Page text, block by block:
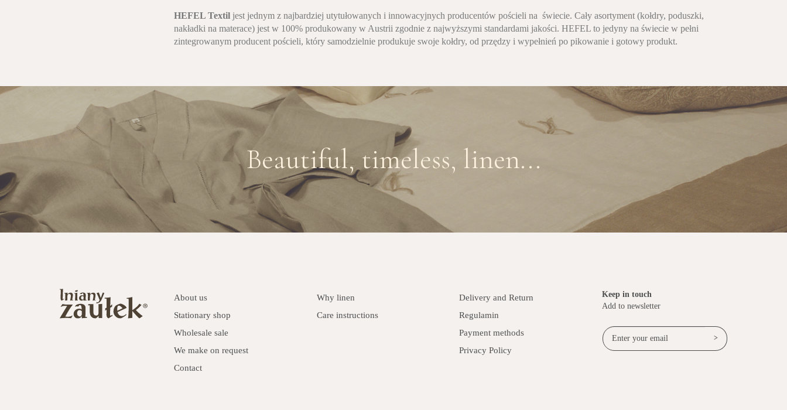
HEFEL Textil jest jednym z najbardziej utytułowanych i innowacyjnych producentów pościeli na świecie. Cały asortyment (kołdry, poduszki,
nakładki na materace) jest w 100% produkowany w Austrii zgodnie z najwyższymi standardami jakości. HEFEL to jedyny na świecie w pełni
zintegrowanym producent pościeli, który samodzielnie produkuje swoje kołdry, od przędzy i wypełnień po pikowanie i gotowy produkt.
Beautiful, timeless, linen...
About us
Stationary shop
Wholesale sale
We make on request
Contact
Why linen
Care instructions
Delivery and Return
Regulamin
Payment methods
Privacy Policy
Keep in touch
Add to newsletter
>